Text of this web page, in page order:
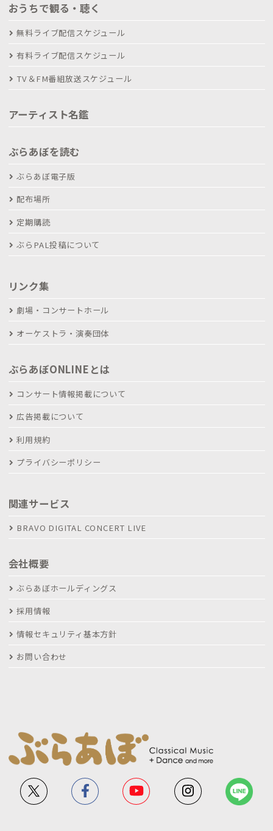
おうちで観る・聴く
無料ライブ配信スケジュール
有料ライブ配信スケジュール
TV＆FM番組放送スケジュール
アーティスト名鑑
ぶらあぼを読む
ぶらあぼ電子版
配布場所
定期購読
ぶらPAL投稿について
リンク集
劇場・コンサートホール
オーケストラ・演奏団体
ぶらあぼONLINEとは
コンサート情報掲載について
広告掲載について
利用規約
プライバシーポリシー
関連サービス
BRAVO DIGITAL CONCERT LIVE
会社概要
ぶらあぼホールディングス
採用情報
情報セキュリティ基本方針
お問い合わせ